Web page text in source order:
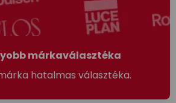
márkaválasztéka
hatalmas választéka.